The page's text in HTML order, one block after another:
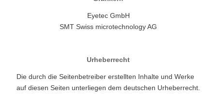
Eyetec GmbH
SMT Swiss microtechnology AG
Urheberrecht
Die durch die Seitenbetreiber erstellten Inhalte und Werke
auf diesen Seiten unterliegen dem deutschen Urheberrecht.